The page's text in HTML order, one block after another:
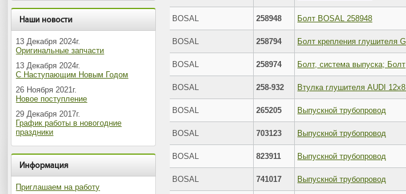
Наши новости
13 Декабря 2024г.
Оригинальные запчасти
13 Декабря 2024г.
С Наступающим Новым Годом
26 Ноября 2021г.
Новое поступление
29 Декабря 2017г.
График работы в новогодние
праздники
Информация
Приглашаем на работу
BOSAL 258948 Болт BOSAL 258948
BOSAL 258794
BOSAL 258974 Болт, система выпуска; Болт
BOSAL 258-932
BOSAL 265205 Выпускной трубопровод
BOSAL 703123 Выпускной трубопровод
BOSAL 823911 Выпускной трубопровод
BOSAL 741017 Выпускной трубопровод